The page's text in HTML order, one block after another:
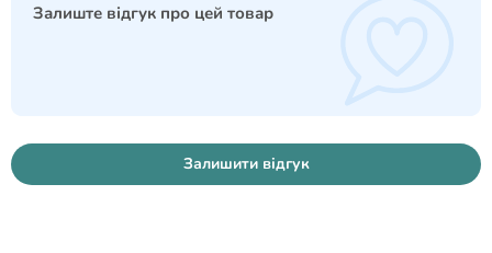
Залиште відгук про цей товар
Залишити відгук